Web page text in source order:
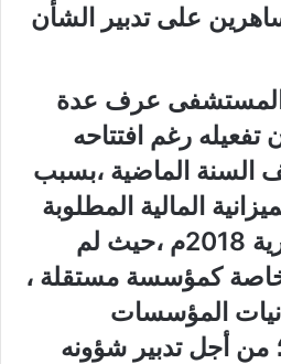
على تدبير الشأن
المستشفى عرف عدة
تفعيله رغم افتتاحه
الماضية ،بسبب
المالية المطلوبة
عن هذه السنة الجارية 2018م ،حيث لم
خاصة كمؤسسة مستقلة ،
المؤسسات
من أجل تدبير شؤونه